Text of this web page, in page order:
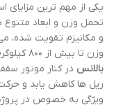
یکی از مهم ترین مزایای
تحمل وزن و ابعاد
وزن تا بیش از ۸۰۰ کیلوگرم را به راحتی جابجا کنند. بهره گیری از
بالانس در کنار موتور
ریل ها کاهش یابد و
ویژگی به خصوص در